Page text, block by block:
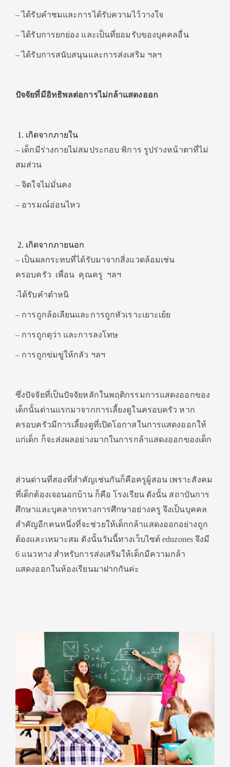
– ได้รับคำชมและการได้รับความไว้วางใจ
– ได้รับการยกย่อง และเป็นที่ยอมรับของบุคคลอื่น
– ได้รับการสนับสนุนและการส่งเสริม ฯลฯ
ปัจจัยที่มีอิทธิพลต่อการไม่กล้าแสดงออก
เกิดจากภายใน
– เด็กมีร่างกายไม่สมประกอบ พิการ รูปร่างหน้าตาที่ไม่
สมส่วน
– จิตใจไม่มั่นคง
– อารมณ์อ่อนไหว
เกิดจากภายนอก
– เป็นผลกระทบที่ได้รับมาจากสิ่งแวดล้อมเช่น
ครอบครัว เพื่อน คุณครู ฯลฯ
-ได้รับคำตำหนิ
– การถูกล้อเลียนและการถูกหัวเราะเยาะเย้ย
– การถูกดุว่า และการลงโทษ
– การถูกข่มขู่ให้กลัว ฯลฯ
ซึ่งปัจจัยที่เป็นปัจจัยหลักในพฤติกรรมการแสดงออกของ
เด็กนั้นด่านแรกมาจากการเลี้ยงดูในครอบครัว หาก
ครอบครัวมีการเลี้ยงดูที่เปิดโอกาสในการแสดงออกให้
แก่เด็ก ก็จะส่งผลอย่างมากในการกล้าแสดงออกของเด็ก
ส่วนด่านที่สองที่สำคัญเช่นกันก็คือครูผู้สอน เพราะสังคม
ที่เด็กต้องเจอนอกบ้าน ก็คือ โรงเรียน ดังนั้น สถาบันการ
ศึกษาและบุคลากรทางการศึกษาอย่างครู จึงเป็นบุคคล
สำคัญอีกคนหนึ่งที่จะช่วยให้เด็กกล้าแสดงออกอย่างถูก
ต้องและเหมาะสม ดังนั้นวันนี้ทางเว็บไซต์ eduzones จึงมี
6 แนวทาง สำหรับการส่งเสริมให้เด็กมีความกล้า
แสดงออกในห้องเรียนมาฝากกันค่ะ